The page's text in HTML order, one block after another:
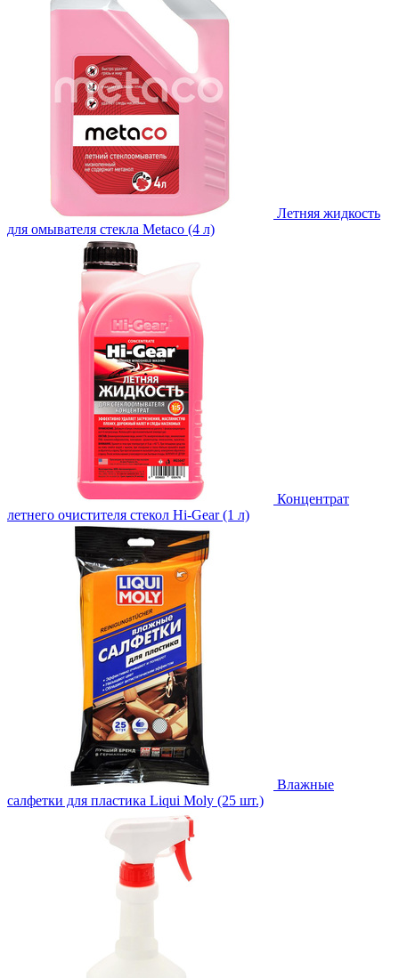
Летняя жидкость
для омывателя стекла Metaco (4 л)
Концентрат
летнего очистителя стекол Hi-Gear (1 л)
Влажные
салфетки для пластика Liqui Moly (25 шт.)